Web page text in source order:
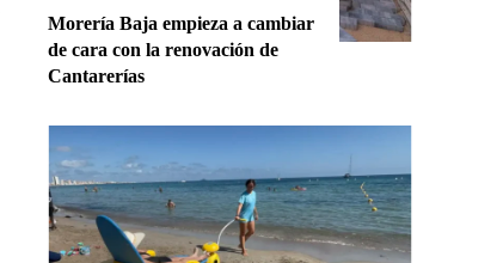
Morería Baja empieza a cambiar
de cara con la renovación de
Cantarerías